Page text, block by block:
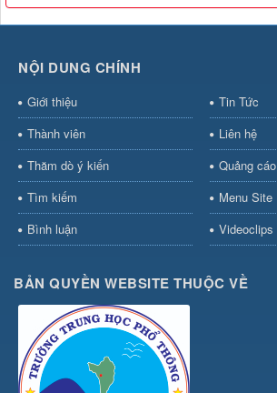
NỘI DUNG CHÍNH
Giới thiệu
Tin Tức
Thành viên
Liên hệ
Thăm dò ý kiến
Quảng cáo
Tìm kiếm
Menu Site
Bình luận
Videoclips
BẢN QUYỀN WEBSITE THUỘC VỀ